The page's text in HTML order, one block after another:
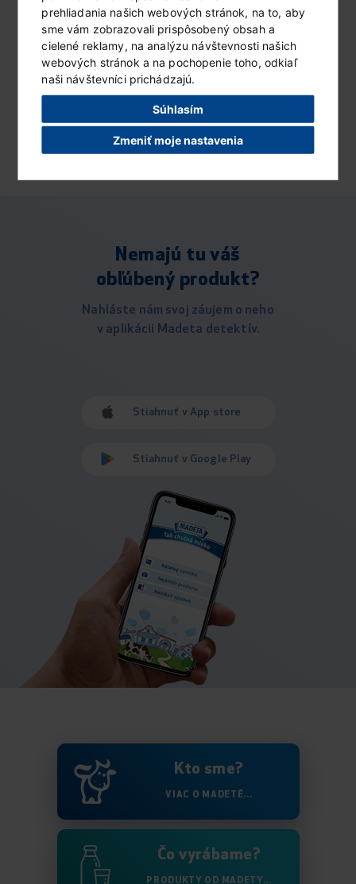
prehliadania našich webových stránok, na to, aby
sme vám zobrazovali prispôsobený obsah a
cielené reklamy, na analýzu návštevnosti našich
webových stránok a na pochopenie toho, odkiaľ
naši návštevníci prichádzajú.
Súhlasím
Zmeniť moje nastavenia
100 g
12316
Jihočeský eidam udený 44%
plátky 100 g
14332
Romadur mäkký zrejúci syr 40%
12178
Syr na panvicu klasik 2 ks –
100 g
Nemajú tu váš
obľúbený produkt?
Nahláste nám svoj záujem o neho
v aplikácii Madeta detektív.
Stiahnuť v App store
Stiahnuť v Google Play
Kto sme?
VIAC O MADETĚ...
Čo vyrábame?
PRODUKTY OD MADETY...